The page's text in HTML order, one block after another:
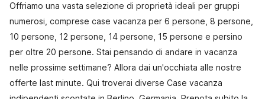
Offriamo una vasta selezione di proprietà ideali per gruppi
numerosi, comprese case vacanza per 6 persone, 8 persone,
10 persone, 12 persone, 14 persone, 15 persone e persino
per oltre 20 persone. Stai pensando di andare in vacanza
nelle prossime settimane? Allora dai un'occhiata alle nostre
offerte last minute. Qui troverai diverse Case vacanza